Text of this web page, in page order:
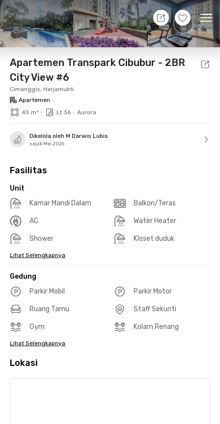
+14
7 Agt 26 - Belum tahu
Foto Fasilitas bersama Lokasi Aturan
Apartemen Transpark Cibubur - 2BR
City View #6
Cimanggis, Harjamukti
Apartemen •
45 m² • Lt 36 • Aurora
Dikelola oleh M Darwis Lubis
sejak Mei 2026
Fasilitas
Unit
Kamar Mandi Dalam
Balkon/Teras
AC Water Heater
Shower Kloset duduk
Lihat Selengkapnya
Gedung
Parkir Mobil
Parkir Motor
Ruang Tamu Staff Sekuriti
Gym Kolam Renang
Lihat Selengkapnya
Lokasi